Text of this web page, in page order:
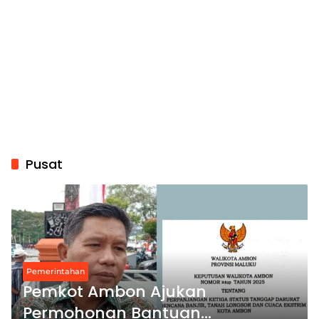
Pusat
Pemerintahan
Pemkot Ambon Ajukan
Permohonan Bantuan